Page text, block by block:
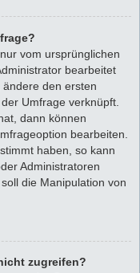
vom ursprünglichen
bearbeitet
den ersten
Umfrage verknüpft.
dann können
bearbeiten.
haben, so kann
Administratoren
die Manipulation von
zugreifen?